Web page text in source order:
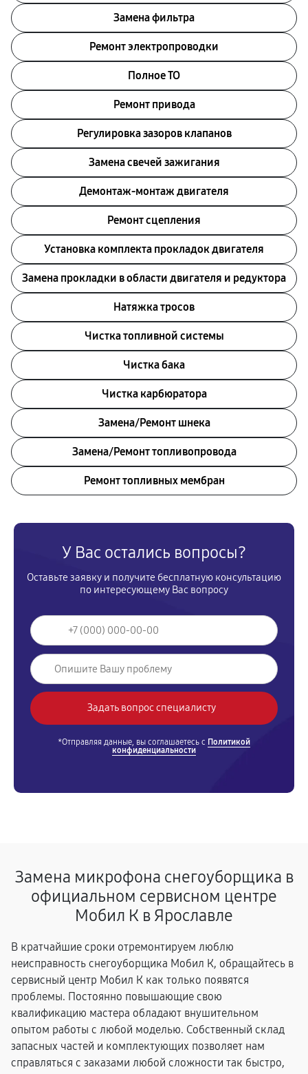
Замена фильтра
Ремонт электропроводки
Полное ТО
Ремонт привода
Регулировка зазоров клапанов
Замена свечей зажигания
Демонтаж-монтаж двигателя
Ремонт сцепления
Установка комплекта прокладок двигателя
Замена прокладки в области двигателя и редуктора
Натяжка тросов
Чистка топливной системы
Чистка бака
Чистка карбюратора
Замена/Pемонт шнека
Замена/Pемонт топливопровода
Ремонт топливных мембран
У Вас остались вопросы?
Оставьте заявку и получите бесплатную консультацию
по интересующему Вас вопросу
*Отправляя данные, вы соглашаетесь с Политикой
конфиденциальности
Замена микрофона снегоуборщика в
официальном сервисном центре
Мобил К в Ярославле
В кратчайшие сроки отремонтируем люблю
неисправность снегоуборщика Мобил К, обращайтесь в
сервисный центр Мобил К как только появятся
проблемы. Постоянно повышающие свою
квалификацию мастера обладают внушительном
опытом работы с любой моделью. Собственный склад
запасных частей и комплектующих позволяет нам
справляться с заказами любой сложности так быстро,